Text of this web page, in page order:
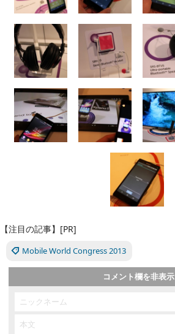
【注目の記事】[PR]
Mobile World Congress 2013
コメント欄を非表示